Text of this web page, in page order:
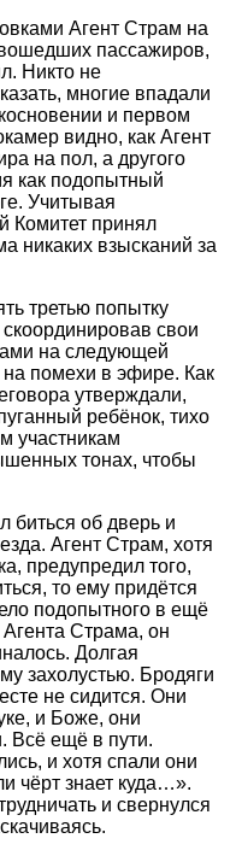
Агент Страм на
пассажиров,
Никто не
многие впадали
и первом
видно, как Агент
на пол, а другого
как подопытный
Учитывая
Комитет принял
никаких взысканий за
третью попытку
свои
на следующей
помехи в эфире. Как
утверждали,
ребёнок, тихо
участникам
тонах, чтобы
биться об дверь и
Агент Страм, хотя
предупредил того,
то ему придётся
подопытного в ещё
Страма, он
Долгая
захолустью. Бродяги
не сидится. Они
и Боже, они
Всё ещё в пути.
и хотя спали они
чёрт знает куда…».
и свернулся